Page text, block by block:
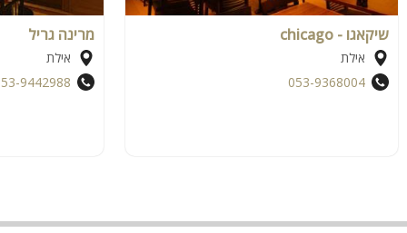
שיקאגו - chicago
אילת
053-9368004
מרינה גריל
אילת
9442988